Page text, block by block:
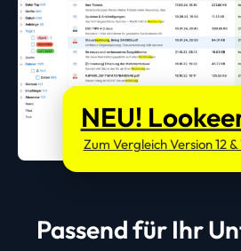
NEU!
Zum Vergleich Version 12
Passend für Ihr